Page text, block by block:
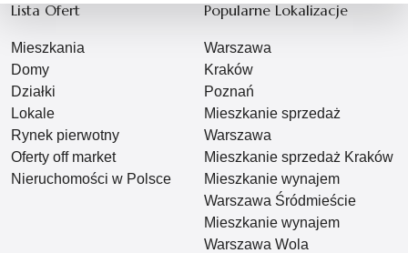
Lista Ofert
Mieszkania
Domy
Działki
Lokale
Rynek pierwotny
Oferty off market
Nieruchomości w Polsce
Popularne Lokalizacje
Warszawa
Kraków
Poznań
Mieszkanie sprzedaż
Warszawa
Mieszkanie sprzedaż Kraków
Mieszkanie wynajem
Warszawa Śródmieście
Mieszkanie wynajem
Warszawa Wola